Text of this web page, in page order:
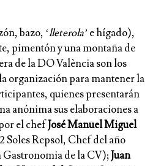
bazo, ‘lleterola’ e hígado),
pimentón y una montaña de
de la DO València son los
organización para mantener la
quienes presentarán
anónima sus elaboraciones a
el chefJosé Manuel Miguel
Soles Repsol, Chef del año
Gastronomia de la CV);Juan